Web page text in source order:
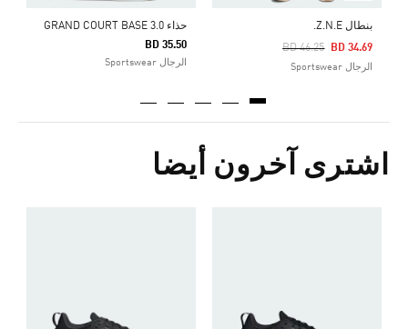
بنطال Z.N.E.
Price Reduced From
BD 46.25
To BD 34.69
الرجال Sportswear
حذاء GRAND COURT BASE 3.0
BD 35.50
الرجال Sportswear
اشترى آخرون أيضا